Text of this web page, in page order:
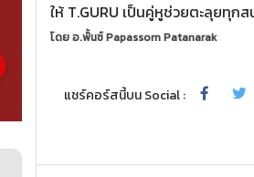
ให้ T.GURU เป็นคู่หูช่วยตะลุยทุก
โดยอ.พั้นช์ Papassorn Patanarak
แชร์คอร์สนี้บน Social :